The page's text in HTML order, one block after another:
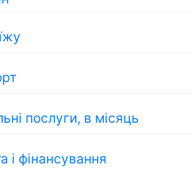
послуги, в місяць
і фінансування